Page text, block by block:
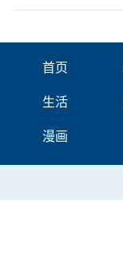
首页
生活
漫画